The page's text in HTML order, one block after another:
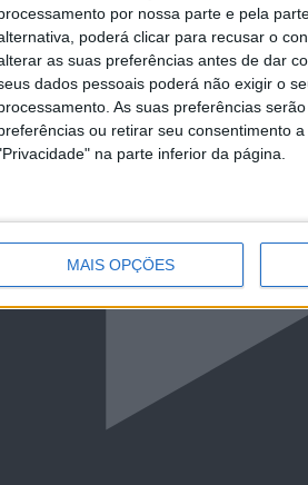
por nossa parte e pela
poderá clicar para recusar o
as suas preferências antes de dar
dados pessoais poderá não exigir o
As suas preferências
ou retirar seu consentimento
na parte inferior da página.
MAIS OPÇÕES